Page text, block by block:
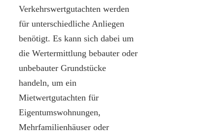
Verkehrswertgutachten werden
für unterschiedliche Anliegen
benötigt. Es kann sich dabei um
die Wertermittlung bebauter oder
unbebauter Grundstücke
handeln, um ein
Mietwertgutachten für
Eigentumswohnungen,
Mehrfamilienhäuser oder